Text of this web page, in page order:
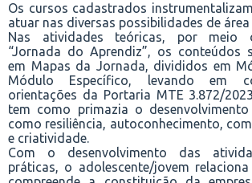
Os cursos cadastrados
atuar nas diversas possibilidades de
Nas atividades teóricas, por meio
“Jornada do Aprendiz”, os conteúdos
em Mapas da Jornada, divididos em
Módulo Específico, levando em
orientações da Portaria MTE 3.872/
tem como primazia o
como resiliência, autoconhecimento,
e criatividade.
Com o desenvolvimento das
práticas, o adolescente/jovem